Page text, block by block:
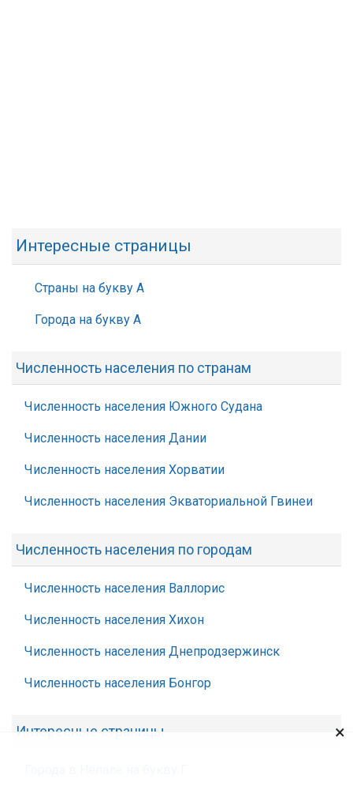
Интересные страницы
Страны на букву А
Города на букву А
Численность населения по странам
Численность населения Южного Судана
Численность населения Дании
Численность населения Хорватии
Численность населения Экваториальной Гвинеи
Численность населения по городам
Численность населения Валлорис
Численность населения Хихон
Численность населения Днепродзержинск
Численность населения Бонгор
Интересные страницы ×